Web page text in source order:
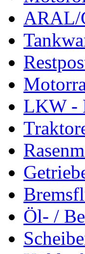
ARAL/
LKW -
Öl- /